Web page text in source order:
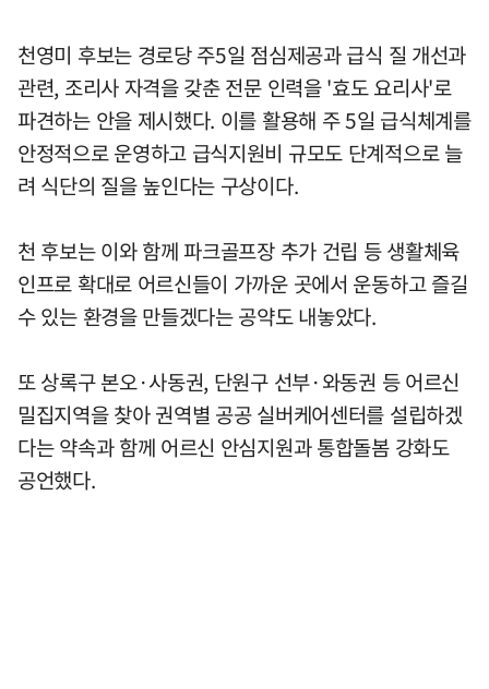
천영미 후보는 경로당 주5일 점심제공과 급식 질 개선과
관련, 조리사 자격을 갖춘 전문 인력을 '효도 요리사'로
파견하는 안을 제시했다. 이를 활용해 주 5일 급식체계를
안정적으로 운영하고 급식지원비 규모도 단계적으로 늘
려 식단의 질을 높인다는 구상이다.
천 후보는 이와 함께 파크골프장 추가 건립 등 생활체육
인프로 확대로 어르신들이 가까운 곳에서 운동하고 즐길
수 있는 환경을 만들겠다는 공약도 내놓았다.
또 상록구 본오·사동권, 단원구 선부·와동권 등 어르신
밀집지역을 찾아 권역별 공공 실버케어센터를 설립하겠
다는 약속과 함께 어르신 안심지원과 통합돌봄 강화도
공언했다.